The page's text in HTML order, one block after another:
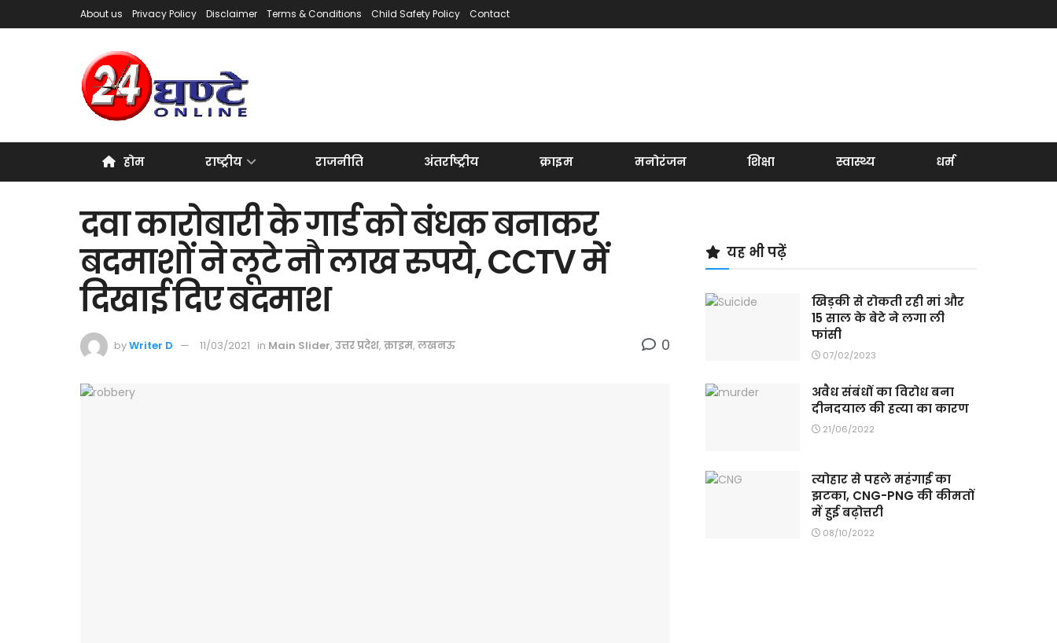
About us Privacy Policy Disclaimer Terms & Conditions Child Safety Policy Contact
होम राष्ट्रीय राजनीति अंतर्राष्ट्रीय क्राइम मनोरंजन शिक्षा स्वास्थ्य धर्म
दवा कारोबारी के गार्ड को बंधक बनाकर
बदमाशों ने लूटे नौ लाख रुपये, CCTV में
दिखाई दिए बदमाश
byWriter D 11/03/2021 in Main Slider, उत्तर प्रदेश, क्राइम, लखनऊ 0
यह भी पढ़ें
खिड़की से रोकती रही मां और
15 साल के बेटे ने लगा ली
फांसी
07/02/2023
अवैध संबंधों का विरोध बना
दीनदयाल की हत्या का कारण
21/06/2022
त्योहार से पहले महंगाई का
झटका, CNG-PNG की कीमतों
में हुई बढ़ोत्तरी
08/10/2022